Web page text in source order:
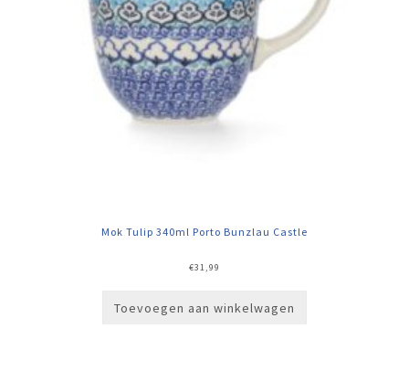
Mok Tulip 340ml Porto Bunzlau Castle
€31,99
Toevoegen aan winkelwagen